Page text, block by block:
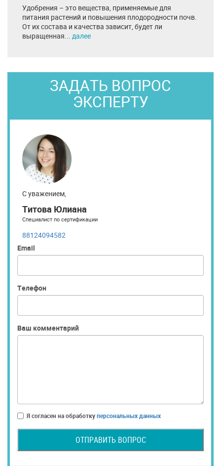
Удобрения – это вещества, применяемые для
питания растений и повышения плодородности почв.
От их состава и качества зависит, будет ли
выращенная... далее
ЗАДАТЬ ВОПРОС
ЭКСПЕРТУ
С уважением,
Титова Юлиана
Специалист по сертификации
88124094582
Email
Телефон
Ваш комментарий
Я согласен на обработкуперсональных данных
ОТПРАВИТЬ ВОПРОС